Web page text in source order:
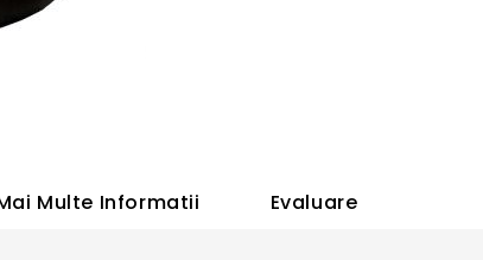
Multe Informatii Evaluare